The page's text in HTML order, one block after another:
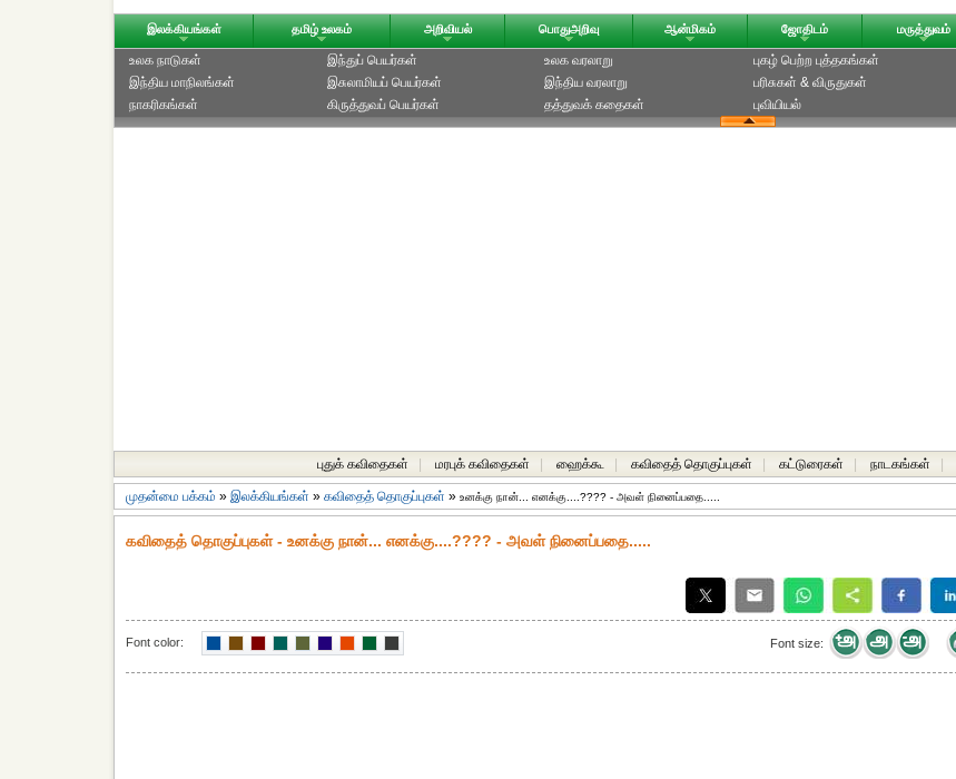
இலக்கியங்கள் தமிழ் உலகம் அறிவியல் பொதுஅறிவு ஆன்மிகம் ஜோதிடம் மருத்துவம்
உலக நாடுகள்
இந்திய மாநிலங்கள்
நாகரிகங்கள்
இந்துப் பெயர்கள்
இசுலாமியப் பெயர்கள்
கிருத்துவப் பெயர்கள்
உலக வரலாறு
இந்திய வரலாறு
தத்துவக் கதைகள்
புகழ் பெற்ற புத்தகங்கள்
பரிசுகள் & விருதுகள்
புவியியல்
புதுக் கவிதைகள் மரபுக் கவிதைகள் ஹைக்கூ கவிதைத் தொகுப்புகள் கட்டுரைகள் நாடகங்கள்
முதன்மை பக்கம் » இலக்கியங்கள் » கவிதைத் தொகுப்புகள் » உனக்கு நான்... எனக்கு....???? - அவள் நினைப்பதை.....
கவிதைத் தொகுப்புகள் - உனக்கு நான்... எனக்கு....???? - அவள் நினைப்பதை.....
Font color: Font size: